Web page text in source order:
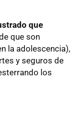
que
que son
la adolescencia),
y seguros de
los